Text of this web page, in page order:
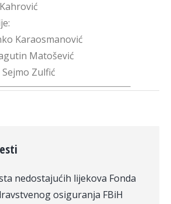
Karaosmanović
Matošević
Zulfić
nedostajućih lijekova Fonda
osiguranja FBiH